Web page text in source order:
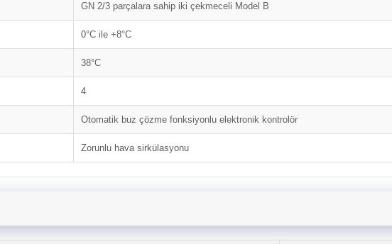
GN 2/3 parçalara sahip iki çekmeceli Model B
0°C ile +8°C
38°C
4
Otomatik buz çözme fonksiyonlu elektronik kontrolör
Zorunlu hava sirkülasyonu